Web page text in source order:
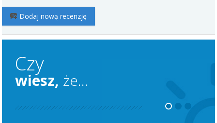
Dodaj nową recenzję
Czy
wiesz, że...